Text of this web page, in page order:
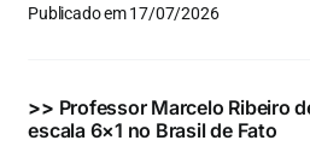
Publicado em 17/07/2026
>> Professor Marcelo Ribeiro
escala 6×1 no Brasil de Fato